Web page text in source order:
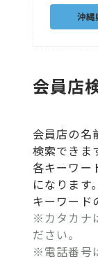
沖縄
会員店
会員店の名
検索できま
各キーワー
になります。
キーワード
※カタカナ
ださい。
※電話番号